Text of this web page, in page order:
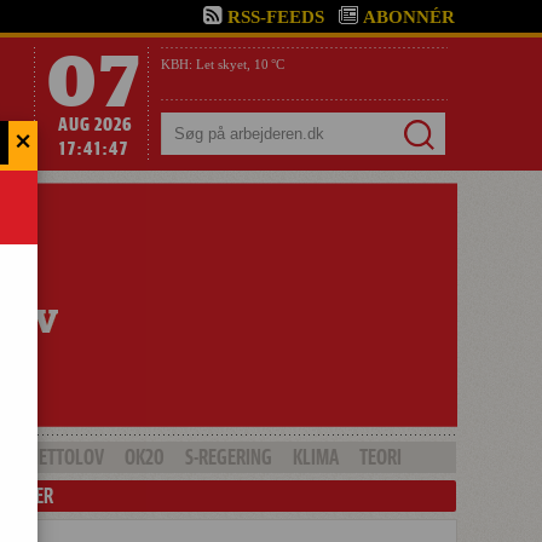
RSS-FEEDS ABONNÉR
07
AUG 2026
17:41:48
KBH: Let skyet, 10 °C
Søg
GHETTOLOV OK20 S-REGERING KLIMA
TEORI
×